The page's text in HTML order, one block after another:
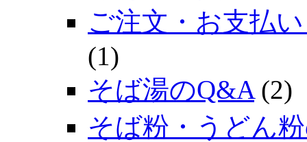
ご注文・お支払
(1)
そば湯のQ&A (2)
そば粉・うどん